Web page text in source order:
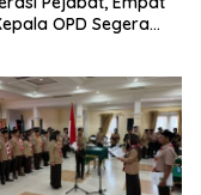
OPD Segera